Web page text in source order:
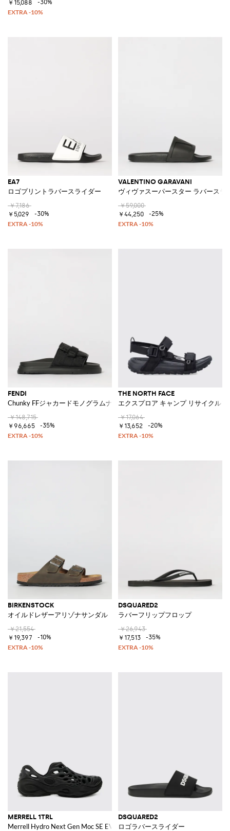
￥15,088
-30%
EA7
ロゴプリントラバースライダー
￥7,186
￥5,029
-30%
VALENTINO GARAVANI
ヴィヴァスーパースター ラバースラ
￥59,000
￥44,250
-25%
FENDI
Chunky FFジャカードモノグラムナイロンスライダー
￥148,715
￥96,665
-35%
THE NORTH FACE
エクスプロア キャンプ リサイクル
￥17,064
￥13,652
-20%
BIRKENSTOCK
オイルドレザーアリゾナサンダル
￥21,554
￥19,397
-10%
DSQUARED2
ラバーフリップフロップ
￥26,943
￥17,513
-35%
MERRELL 1TRL
Merrell Hydro Next Gen Moc SE EVAラバーサンダル
DSQUARED2
ロゴラバースライダー